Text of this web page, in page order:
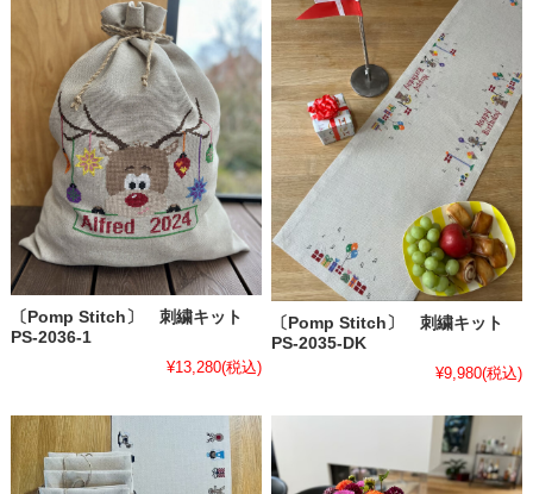
〔Pomp Stitch〕 刺繍キット
PS-2036-1
¥13,280(税込)
〔Pomp Stitch〕 刺繍キット
PS-2035-DK
¥9,980(税込)